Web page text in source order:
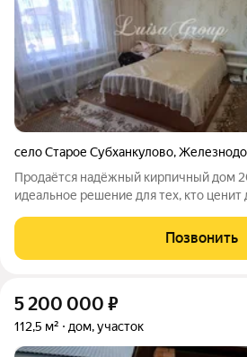
село Старое Субханкулово,
Продаётся надёжный кирпичный дом
идеальное решение для тех, кто ценит
армированные стены гарантируют
века», а кирпичная кладка
Позвонить
5 200 000 ₽
112,5 м² дом, участок